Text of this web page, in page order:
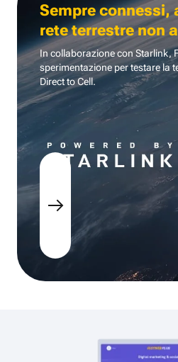
Sempre connessi,
rete terrestre non
In collaborazione con Starlink,
sperimentazione per testare la
Direct to Cell.